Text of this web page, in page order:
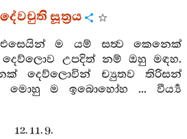
සූත්‍රය
එසෙයින් ම යම් සත්‍ව කෙනෙක්
උපදිත් නම් ඔහු මඳහ.
දෙව්ලොවින් ච්‍යුතව තිරිසන්
ම ඉබොහෝහ ... වීර්‍ය්‍ය
12. 11. 9.